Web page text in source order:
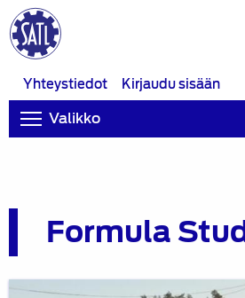
Yhteystiedot
Kirjaudu sisään
Valikko
Formula
Metropolia